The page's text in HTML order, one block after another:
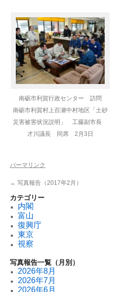
南砺市利賀行政センター 訪問
南砺市利賀村上百瀬中村地区「土砂
災害被害状況説明」 工藤副市長
才川議長 同席 2月3日
パーマリンク
← 写真報告（2017年2月）
カテゴリー
内閣
富山
復興庁
東京
視察
写真報告一覧（月別）
2026年8月
2026年7月
2026年6月